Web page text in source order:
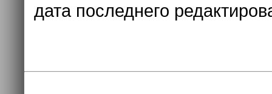
дата последнего